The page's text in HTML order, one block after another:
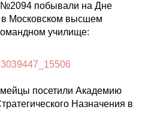
побывали на Дне
Московском высшем
училище:
посетили Академию
Назначения в